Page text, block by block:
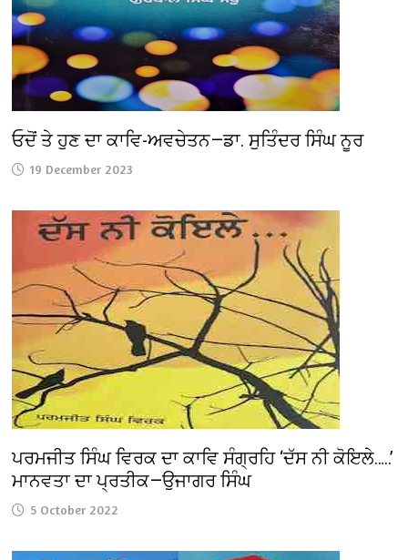
ਓਦੋਂ ਤੇ ਹੁਣ ਦਾ ਕਾਵਿ-ਅਵਚੇਤਨ—ਡਾ. ਸੁਤਿੰਦਰ ਸਿੰਘ ਨੂਰ
19 December 2023
ਪਰਮਜੀਤ ਸਿੰਘ ਵਿਰਕ ਦਾ ਕਾਵਿ ਸੰਗ੍ਰਹਿ ‘ਦੱਸ ਨੀ ਕੋਇਲੇ…..’
ਮਾਨਵਤਾ ਦਾ ਪ੍ਰਤੀਕ—ਉਜਾਗਰ ਸਿੰਘ
5 October 2022